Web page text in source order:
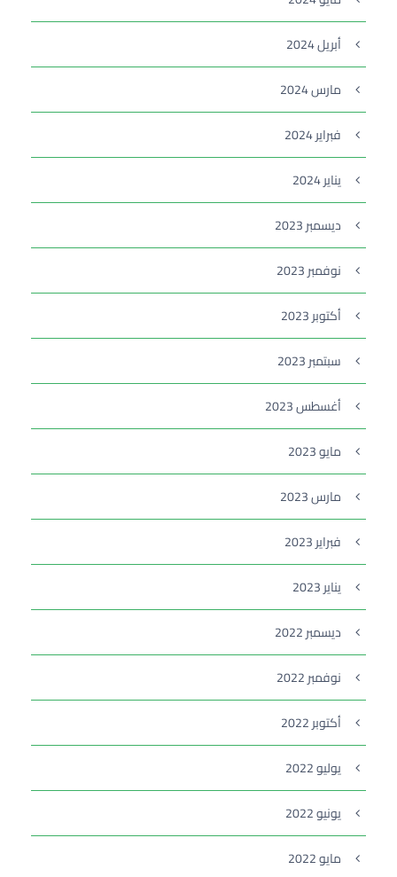
أبريل 2024
مارس 2024
فبراير 2024
يناير 2024
ديسمبر 2023
نوفمبر 2023
أكتوبر 2023
سبتمبر 2023
أغسطس 2023
مايو 2023
مارس 2023
فبراير 2023
يناير 2023
ديسمبر 2022
نوفمبر 2022
أكتوبر 2022
يوليو 2022
يونيو 2022
مايو 2022